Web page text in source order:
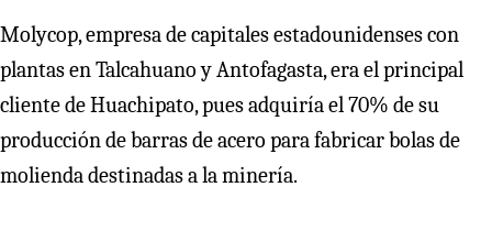
Molycop, empresa de capitales estadounidenses con
plantas en Talcahuano y Antofagasta, era el principal
cliente de Huachipato, pues adquiría el 70% de su
producción de barras de acero para fabricar bolas de
molienda destinadas a la minería.